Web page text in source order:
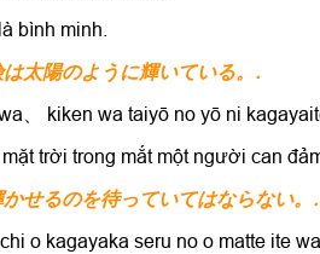
bình minh.
太陽のように輝いている。.
、 kiken wa taiyō no yō ni
trời trong mắt một người can
せるのを待っていてはならない。.
o kagayaka seru no o matte ite